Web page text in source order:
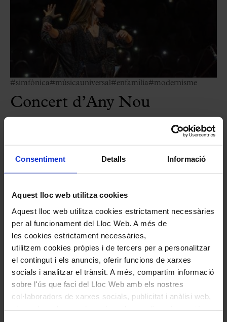
Consentiment Detalls Informació
Aquest lloc web utilitza cookies
Aquest lloc web utilitza cookies estrictament necessàries
per al funcionament del Lloc Web. A més de
les cookies estrictament necessàries,
utilitzem cookies pròpies i de tercers per a personalitzar
el contingut i els anuncis, oferir funcions de xarxes
socials i analitzar el trànsit. A més, compartim informació
sobre l'ús que faci del Lloc Web amb els nostres
col·laboradors de xarxes socials, publicitat i anàlisi web,
#simfònica#músicauniversal #enfamília#modernisme
Concert d’Any Nou
—Orquestra Simfònica del Vallès & Rubio
28
1gen.2027 21:00Divendres
Més dates
COMPRAR